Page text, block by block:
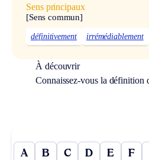
Sens principaux
[Sens commun]
définitivement irrémédiablement
À découvrir
Connaissez-vous la définition
A B C D E F